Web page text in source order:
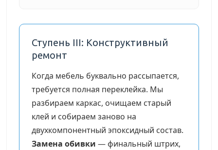
Ступень III: Конструктивный
ремонт
Когда мебель буквально рассыпается,
требуется полная переклейка. Мы
разбираем каркас, очищаем старый
клей и собираем заново на
двухкомпонентный эпоксидный состав.
Замена обивки — финальный штрих,